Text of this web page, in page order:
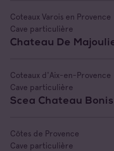
Côtes de Provence
Côtes de Provence
Négociant Etranger
Négociant Extérieur
Coteaux Varois en Provence
Cave particulière
Chateau De
Coteaux d'Aix-en-Provence
Cave particulière
Scea Chateau
Côtes de Provence
Cave particulière